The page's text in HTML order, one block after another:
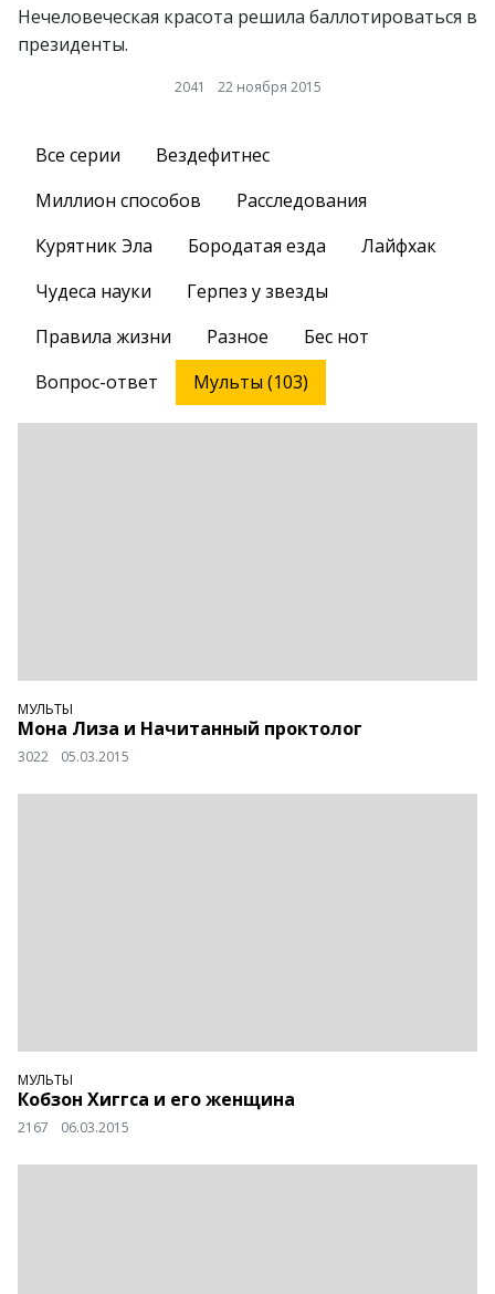
Нечеловеческая красота решила баллотироваться в
президенты.
2041 22 ноября 2015
Все серии
Вездефитнес
Миллион способов
Расследования
Курятник Эла
Бородатая езда
Лайфхак
Чудеса науки
Герпез у звезды
Правила жизни
Разное
Бес нот
Вопрос-ответ
Мульты (103)
МУЛЬТЫ
Мона Лиза и Начитанный проктолог
3022 05.03.2015
МУЛЬТЫ
Кобзон Хиггса и его женщина
2167 06.03.2015